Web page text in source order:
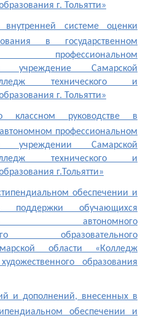
г. Тольятти»
системе оценки
в государственном
профессиональном
учреждение Самарской
технического и
г. Тольятти»
классном руководстве в
профессиональном
учреждении Самарской
технического и
г.Тольятти»
обеспечении и
поддержки обучающихся
автономного
образовательного
области «Колледж
образования
и дополнений, внесенных в
обеспечении и